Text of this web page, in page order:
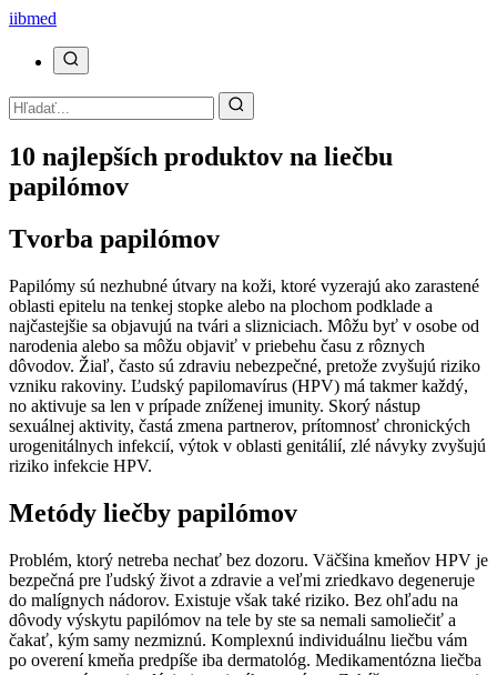
iibmed
10 najlepších produktov na liečbu
papilómov
Tvorba papilómov
Papilómy sú nezhubné útvary na koži, ktoré vyzerajú ako zarastené
oblasti epitelu na tenkej stopke alebo na plochom podklade a
najčastejšie sa objavujú na tvári a slizniciach. Môžu byť v osobe od
narodenia alebo sa môžu objaviť v priebehu času z rôznych
dôvodov. Žiaľ, často sú zdraviu nebezpečné, pretože zvyšujú riziko
vzniku rakoviny. Ľudský papilomavírus (HPV) má takmer každý,
no aktivuje sa len v prípade zníženej imunity. Skorý nástup
sexuálnej aktivity, častá zmena partnerov, prítomnosť chronických
urogenitálnych infekcií, výtok v oblasti genitálií, zlé návyky zvyšujú
riziko infekcie HPV.
Metódy liečby papilómov
Problém, ktorý netreba nechať bez dozoru. Väčšina kmeňov HPV je
bezpečná pre ľudský život a zdravie a veľmi zriedkavo degeneruje
do malígnych nádorov. Existuje však také riziko. Bez ohľadu na
dôvody výskytu papilómov na tele by ste sa nemali samoliečiť a
čakať, kým samy nezmiznú. Komplexnú individuálnu liečbu vám
po overení kmeňa predpíše iba dermatológ. Medikamentózna liečba